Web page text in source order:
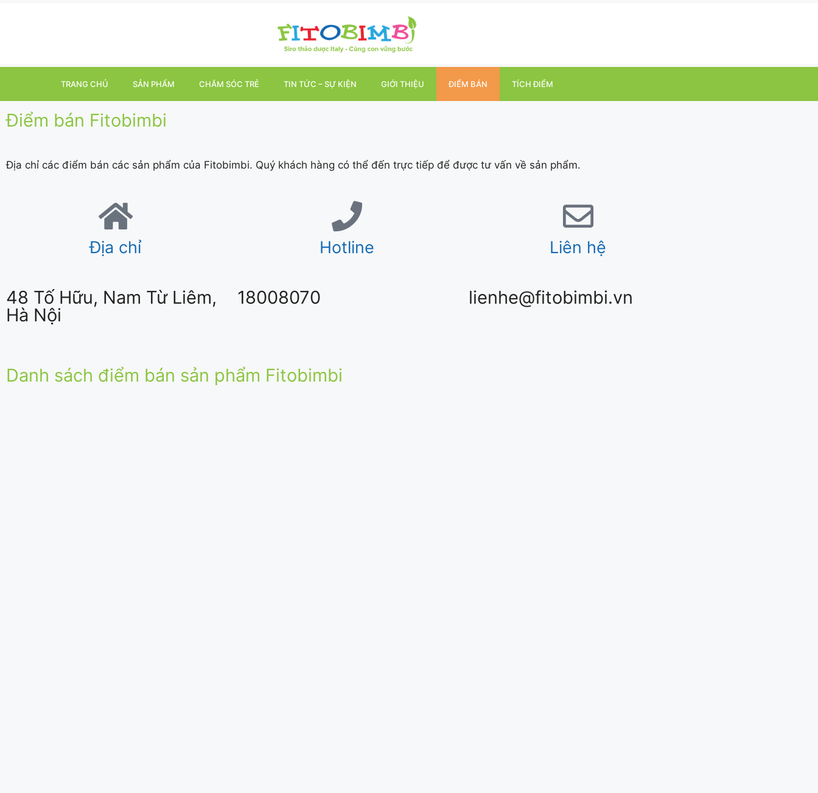
TRANG CHỦ SẢN PHẨM CHĂM SÓC TRẺ TIN TỨC – SỰ KIỆN GIỚI THIỆU ĐIỂM BÁN TÍCH ĐIỂM
Điểm bán Fitobimbi
Địa chỉ các điểm bán các sản phẩm của Fitobimbi. Quý khách hàng có thể đến trực tiếp để được tư vấn về sản phẩm.
Địa chỉ
48 Tố Hữu, Nam Từ Liêm,
Hà Nội
Hotline
18008070
Liên hệ
lienhe@fitobimbi.vn
Danh sách điểm bán sản phẩm Fitobimbi